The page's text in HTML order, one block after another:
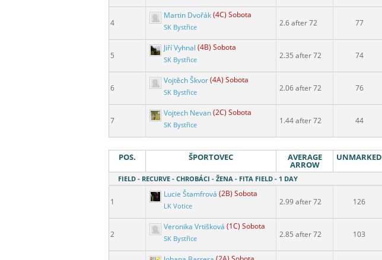
4
Martin Dvořák(4C) Sobota
SK Bystřice 2.6 after 72 77
5
Jiří Vyhnal (4B) Sobota
SK Bystřice 2.35 after 72 74
6
Vojtěch Škvor(4A) Sobota
SK Bystřice 2.06 after 72 76
7
Vojtech Nevan(2C) Sobota
SK Bystřice 1.44 after 72 44
POS. ŠPORTOVEC AVERAGE
ARROW
UNMARKED
FIELD - RECURVE - CHROBÁCI - ŽENA - FITA FIELD - 1 DAY
1
Lucie Štamfrová (2B) Sobota
LK Votice 2.99 after 72 126
2
Veronika Vrtišková (1C) Sobota
SK Bystřice 2.85 after 72 103